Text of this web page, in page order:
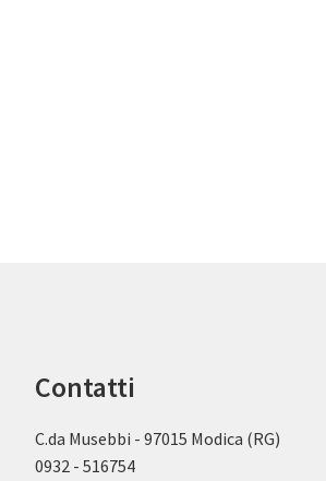
Contatti
C.da Musebbi - 97015 Modica (RG)
0932 - 516754